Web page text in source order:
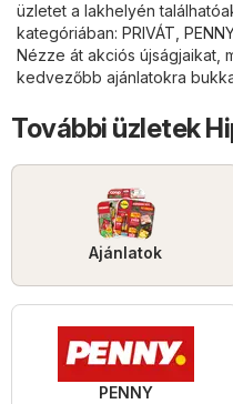
üzletet a lakhelyén
kategóriában: PRIVÁT
Nézze át akciós újságjaikat,
kedvezőbb ajánlatokra
További üzletek
Ajánlatok
PENNY